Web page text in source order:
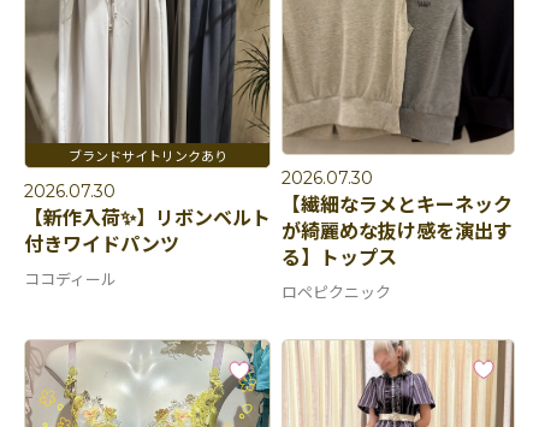
2026.07.30
【新作入荷✨】リボンベルト
付きワイドパンツ
ココディール
2026.07.30
【繊細なラメとキーネック
が綺麗めな抜け感を演出す
る】トップス
ロペピクニック